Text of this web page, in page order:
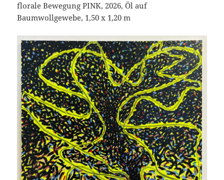
florale Bewegung PINK, 2026, Öl auf
Baumwollgewebe, 1,50 x 1,20 m